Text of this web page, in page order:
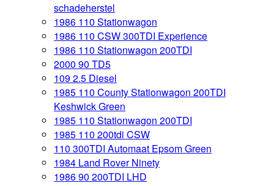
schadeherstel
1986 110 Stationwagon
1986 110 CSW 300TDI Experience
1986 110 Stationwagon 200TDI
2000 90 TD5
109 2.5 Diesel
1985 110 County Stationwagon 200TDI
Keshwick Green
1985 110 Stationwagon 200TDI
1985 110 200tdi CSW
110 300TDI Automaat Epsom Green
1984 Land Rover Ninety
1986 90 200TDI LHD